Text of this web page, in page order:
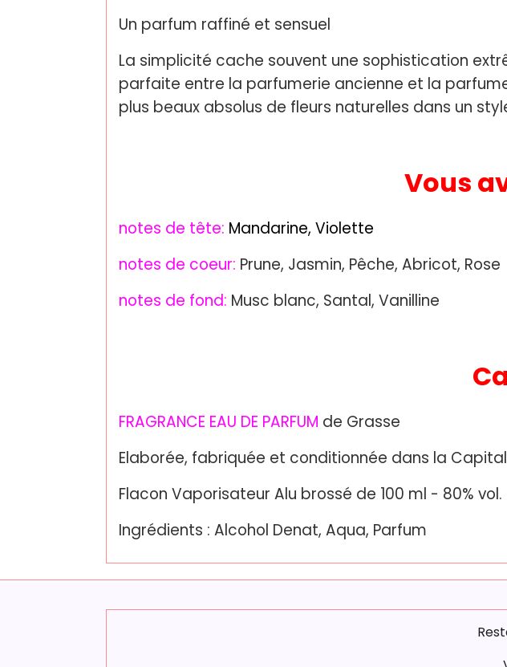
Un parfum raffiné et sensuel
La simplicité cache souvent une sophistication
parfaite entre la parfumerie ancienne et la
plus beaux absolus de fleurs naturelles dans un
Vous
notes de tête: Mandarine, Violette
notes de coeur: Prune, Jasmin, Pêche, Abricot, Rose
notes de fond: Musc blanc, Santal, Vanilline
FRAGRANCE EAU DE PARFUM de Grasse
Elaborée, fabriquée et conditionnée dans la
Flacon Vaporisateur Alu brossé de 100 ml - 80% vol.
Ingrédients : Alcohol Denat, Aqua, Parfum